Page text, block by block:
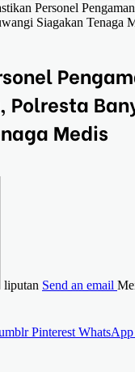
Personel
Siagakan Tenaga
Polresta
Medis
liputan Send an email
Pinterest WhatsApp